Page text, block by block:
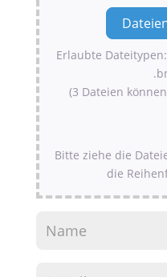
Erlaubte
(3 Dateien
Bitte ziehe die
die